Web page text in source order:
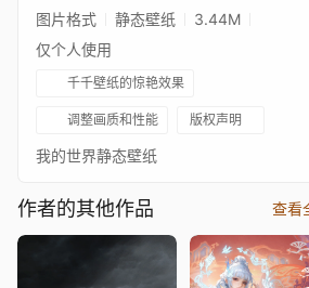
图片格式 静态壁纸
3.44M
仅个人使用
千千壁纸的惊艳效果
调整画质和性能 版权声明
我的世界静态壁纸
作者的其他作品 查看